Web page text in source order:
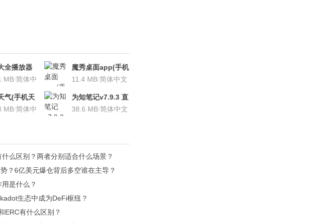
全播放器
安卓版
MB/简体中
魔秀桌面app(手机
桌面软件)v6.8.6
11.4 MB/简体中文
气(手机天
MB/简体中
为知笔记v7.9.3 直
装本地VIP会员版
38.6 MB/简体中文
么区别？两者分别适合什么场景？
？6亿美元爆仓背后多空谁在主导？
是什么？
生态中成为DeFi枢纽？
ERC有什么区别？